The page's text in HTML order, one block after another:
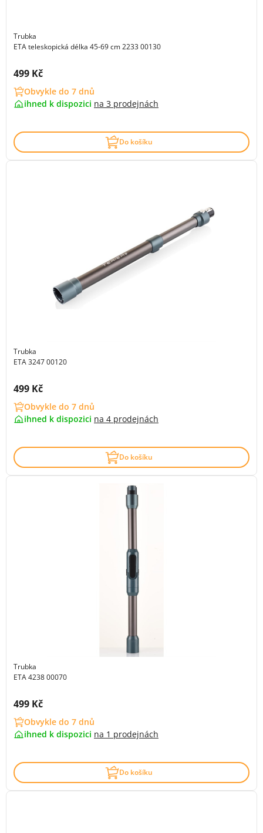
Trubka
ETA teleskopická délka 45-69 cm 2233 00130
Cena s DPH:
499 Kč
Obvykle do 7 dnů
ihned k dispozici na 3 prodejnách
Do košíku
Trubka
ETA 3247 00120
Cena s DPH:
499 Kč
Obvykle do 7 dnů
ihned k dispozici na 4 prodejnách
Do košíku
Trubka
ETA 4238 00070
Cena s DPH:
499 Kč
Obvykle do 7 dnů
ihned k dispozici na 1 prodejnách
Do košíku